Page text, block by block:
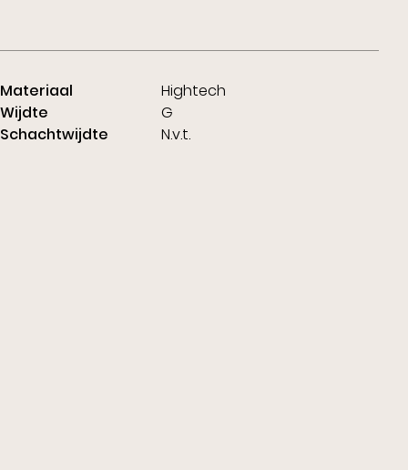
Materiaal
Hightech
Wijdte
G
Schachtwijdte
N.v.t.